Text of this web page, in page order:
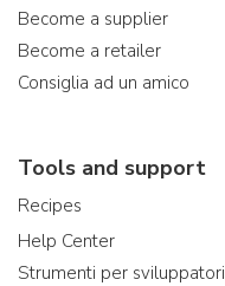
Become a supplier
Become a retailer
Consiglia ad un amico
Tools and support
Recipes
Help Center
Strumenti per sviluppatori